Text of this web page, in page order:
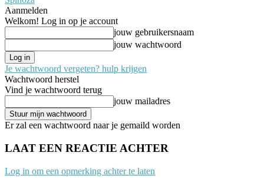
Aanmelden
Welkom! Log in op je account
jouw gebruikersnaam
jouw wachtwoord
Je wachtwoord vergeten? hulp krijgen
Wachtwoord herstel
Vind je wachtwoord terug
jouw mailadres
Er zal een wachtwoord naar je gemaild worden
LAAT EEN REACTIE ACHTER
Log in om een opmerking achter te laten